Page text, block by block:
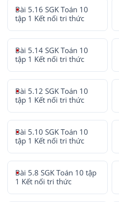
Bài 5.16 SGK Toán 10
tập 1 Kết nối tri thức
Bài 5.14 SGK Toán 10
tập 1 Kết nối tri thức
Bài 5.12 SGK Toán 10
tập 1 Kết nối tri thức
Bài 5.10 SGK Toán 10
tập 1 Kết nối tri thức
Bài 5.8 SGK Toán 10 tập
1 Kết nối tri thức